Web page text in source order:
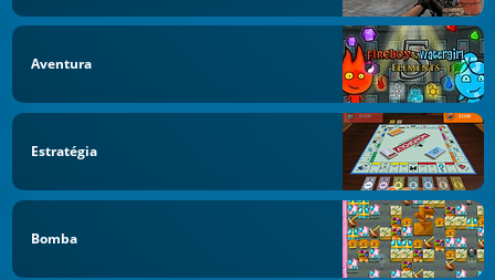
Aventura
Estratégia
Bomba